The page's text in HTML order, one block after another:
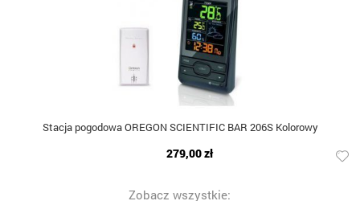
Stacja pogodowa OREGON SCIENTIFIC BAR 206S Kolorowy
279,00 zł
Zobacz wszystkie: